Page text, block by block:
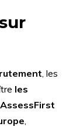
, les
les
AssessFirst
,